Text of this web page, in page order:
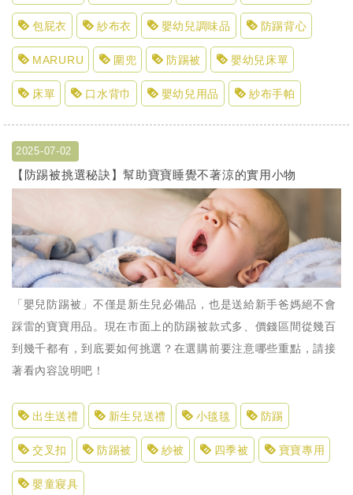
包屁衣 紗布衣 嬰幼兒調味品 防踢背心
MARURU 圍兜 防踢被 嬰幼兒床單
床單 口水背巾 嬰幼兒用品 紗布手帕
2025-07-02
【防踢被挑選秘訣】幫助寶寶睡覺不著涼的實用小物
「嬰兒防踢被」不僅是新生兒必備品，也是送給新手爸媽絕不會
踩雷的寶寶用品。現在市面上的防踢被款式多、價錢區間從幾百
到幾千都有，到底要如何挑選？在選購前要注意哪些重點，請接
著看內容說明吧！
出生送禮 新生兒送禮 小毯毯 防踢
交叉扣 防踢被 紗被 四季被 寶寶專用
嬰童寢具